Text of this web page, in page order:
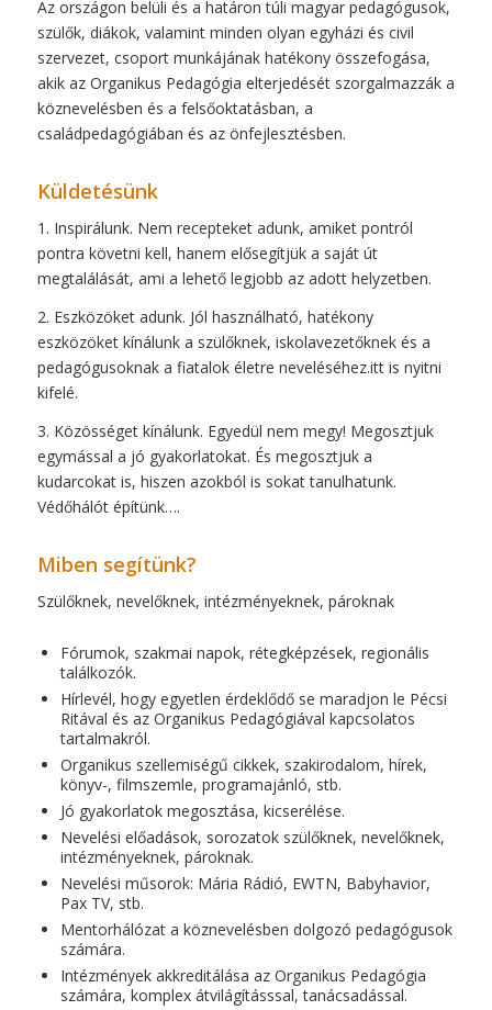
Az országon belüli és a határon túli magyar pedagógusok,
szülők, diákok, valamint minden olyan egyházi és civil
szervezet, csoport munkájának hatékony összefogása,
akik az Organikus Pedagógia elterjedését szorgalmazzák a
köznevelésben és a felsőoktatásban, a
családpedagógiában és az önfejlesztésben.
Küldetésünk
1. Inspirálunk. Nem recepteket adunk, amiket pontról
pontra követni kell, hanem elősegítjük a saját út
megtalálását, ami a lehető legjobb az adott helyzetben.
2. Eszközöket adunk. Jól használható, hatékony
eszközöket kínálunk a szülőknek, iskolavezetőknek és a
pedagógusoknak a fiatalok életre neveléséhez.itt is nyitni
kifelé.
3. Közösséget kínálunk. Egyedül nem megy! Megosztjuk
egymással a jó gyakorlatokat. És megosztjuk a
kudarcokat is, hiszen azokból is sokat tanulhatunk.
Védőhálót építünk….
Miben segítünk?
Szülőknek, nevelőknek, intézményeknek, pároknak
Fórumok, szakmai napok, rétegképzések, regionális
találkozók.
Hírlevél, hogy egyetlen érdeklődő se maradjon le Pécsi
Ritával és az Organikus Pedagógiával kapcsolatos
tartalmakról.
Organikus szellemiségű cikkek, szakirodalom, hírek,
könyv-, filmszemle, programajánló, stb.
Jó gyakorlatok megosztása, kicserélése.
Nevelési előadások, sorozatok szülőknek, nevelőknek,
intézményeknek, pároknak.
Nevelési műsorok: Mária Rádió, EWTN, Babyhavior,
Pax TV, stb.
Mentorhálózat a köznevelésben dolgozó pedagógusok
számára.
Intézmények akkreditálása az Organikus Pedagógia
számára, komplex átvilágításssal, tanácsadással.